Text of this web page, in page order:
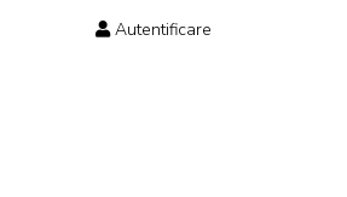
Autentificare